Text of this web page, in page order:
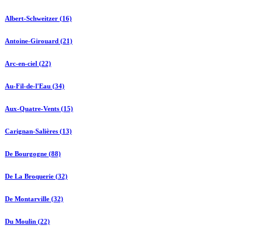
Albert-Schweitzer (16)
Antoine-Girouard (21)
Arc-en-ciel (22)
Au-Fil-de-l'Eau (34)
Aux-Quatre-Vents (15)
Carignan-Salières (13)
De Bourgogne (88)
De La Broquerie (32)
De Montarville (32)
Du Moulin (22)